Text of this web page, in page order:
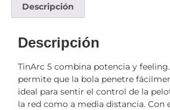
Descripción
Descripción
TinArc 5 combina potencia y
permite que la bola penetre
ideal para sentir el control de la
la red como a media distancia. Con